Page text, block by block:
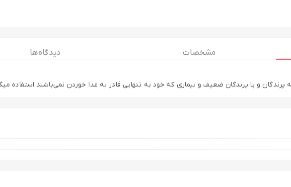
مشخصات
دیدگاه ها
و یا پرندگان ضعیف و بیماری که خود به تنهایی قادر به غذا خوردن نمی‌باشند استفاده